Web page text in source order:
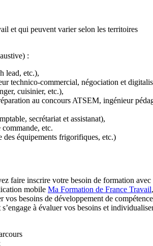
et qui peuvent varier selon les territoires
:
lead, etc.),
technico-commercial, négociation et
cuisinier, etc.),
au concours ATSEM, ingénieur
secrétariat et assistanat),
etc.
des équipements frigorifiques, etc.)
faire inscrire votre besoin de formation
mobile Ma Formation de France Travail
besoins de développement de
à évaluer vos besoins et